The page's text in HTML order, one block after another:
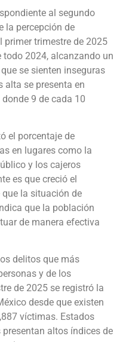
al segundo
la percepción de
primer trimestre de 2025
2024, alcanzando un
se sienten inseguras
alta se presenta en
9 de cada 10
el porcentaje de
en lugares como la
y los cajeros
es que creció el
que la situación de
que la población
de manera efectiva
delitos que más
y de los
de 2025 se registró la
desde que existen
víctimas. Estados
altos índices de